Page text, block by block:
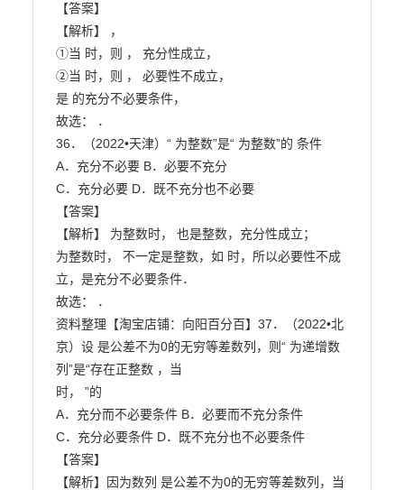
【答案】
【解析】 ，
①当 时，则 ， 充分性成立，
②当 时，则 ， 必要性不成立，
是 的充分不必要条件，
故选： ．
36．（2022•天津）“ 为整数”是“ 为整数”的 条件
A．充分不必要 B．必要不充分
C．充分必要 D．既不充分也不必要
【答案】
【解析】 为整数时， 也是整数，充分性成立；
为整数时， 不一定是整数，如 时，所以必要性不成
立，是充分不必要条件．
故选： ．
资料整理【淘宝店铺：向阳百分百】37．（2022•北
京）设 是公差不为0的无穷等差数列，则“ 为递增数
列”是“存在正整数 ，当
时， ”的
A．充分而不必要条件 B．必要而不充分条件
C．充分必要条件 D．既不充分也不必要条件
【答案】
【解析】因为数列 是公差不为0的无穷等差数列，当